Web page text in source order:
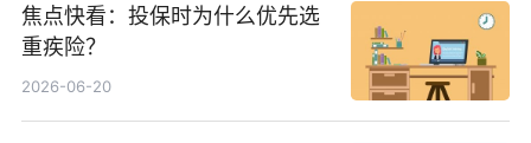
焦点快看：投保时为什么优先选
重疾险？
2026-06-20